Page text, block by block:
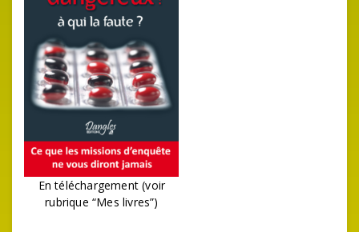
En téléchargement (voir
rubrique “Mes livres”)